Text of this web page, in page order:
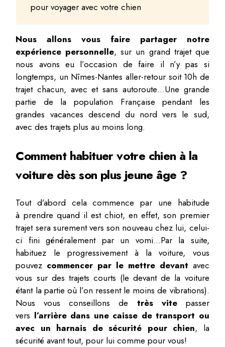
pour voyager avec votre chien
Nous allons vous faire partager notre
expérience personnelle, sur un grand trajet que
nous avons eu l’occasion de faire il n’y pas si
longtemps, un Nîmes-Nantes aller-retour soit 10h de
trajet chacun, avec et sans autoroute…Une grande
partie de la population Française pendant les
grandes vacances descend du nord vers le sud,
avec des trajets plus au moins long.
Comment habituer votre chien à la
voiture dès son plus jeune âge ?
Tout d’abord cela commence par une habitude
à prendre quand il est chiot, en effet, son premier
trajet sera surement vers son nouveau chez lui, celui-
ci fini généralement par un vomi…Par la suite,
habituez le progressivement à la voiture, vous
pouvez commencer par le mettre devant avec
vous sur des trajets courts (le devant de la voiture
étant la partie où l’on ressent le moins de vibrations).
Nous vous conseillons de très vitepasser
vers l’arrière dans une caisse de transport ou
avec un harnais de sécurité pour chien, la
sécurité avant tout, pour lui comme pour vous!